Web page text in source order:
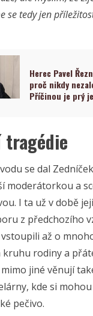
se tedy jen
Herec Pavel
proč nikdy
Příčinou je prý
tragédie
se dal
moderátorkou a
I ta už v době
z předchozího
až o
kruhu rodiny a
mimo jiné věnují
kde si
pečivo.